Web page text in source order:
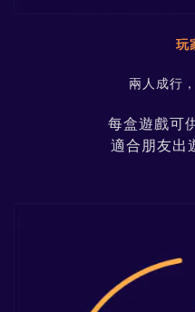
玩
兩人成行
每盒遊戲可
適合朋友出